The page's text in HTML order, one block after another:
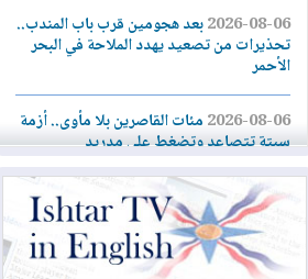
2026-08-06بعد هجومين قرب باب المندب..
تحذيرات من تصعيد يهدد الملاحة في البحر
الأحمر
2026-08-06مئات القاصرين بلا مأوى.. أزمة
سبتة تتصاعد وتضغط على مدريد
2026-08-05
لمدة عام.. بدء توريد 100
مليون قدم مكعب يومياً من غاز كورمور في
إقليم كوردستان إلى وزارة الكهرباء العراقية